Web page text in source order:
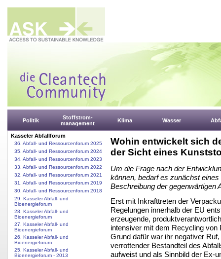
Politik
Stoffstrom-
management
Klima Wasser
Kasseler Abfallforum
36. Abfall- und Ressourcenforum 2025
35. Abfall- und Ressourcenforum 2024
34. Abfall- und Ressourcenforum 2023
33. Abfall- und Ressourcenforum 2022
32. Abfall- und Ressourcenforum 2021
31. Abfall- und Ressourcenforum 2019
30. Abfall- und Ressourcenforum 2018
29. Kasseler Abfall- und
Bioenergieforum
28. Kasseler Abfall- und
Bioenergieforum
27. Kasseler Abfall- und
Bioenergieforum
26. Kasseler Abfall- und
Bioenergieforum
25. Kasseler Abfall- und
Bioenergieforum - 2013
Wohin entwickelt sich
der Sicht eines
Um die Frage nach der
können, bedarf es zunächst
Beschreibung der gegenwärtigen
Erst mit Inkrafttreten der
Regelungen innerhalb der EU
erzeugende,
intensiver mit dem Recycling
Grund dafür war ihr negativer
verrottender Bestandteil des
aufweist und als Sinnbild der Ex-